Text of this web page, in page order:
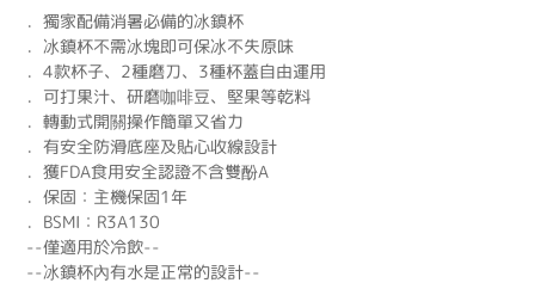
．獨家配備消暑必備的冰鎮杯
．冰鎮杯不需冰塊即可保冰不失原味
．4款杯子、2種磨刀、3種杯蓋自由運用
．可打果汁、研磨咖啡豆、堅果等乾料
．轉動式開關操作簡單又省力
．有安全防滑底座及貼心收線設計
．獲FDA食用安全認證不含雙酚A
．保固：主機保固1年
．BSMI：R3A130
--僅適用於冷飲--
--冰鎮杯內有水是正常的設計--